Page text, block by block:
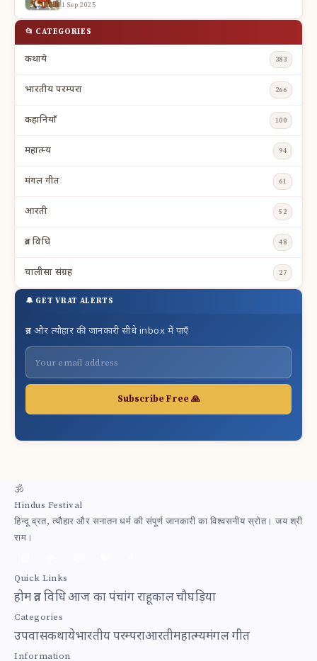
1 Sep 2025
📂 CATEGORIES
कथाये 383
भारतीय परम्परा 266
कहानियाँ 100
महात्म्य 94
मंगल गीत 61
आरती 52
व्रत विधि 48
चालीसा संग्रह 27
🔔 GET VRAT ALERTS
व्रत और त्यौहार की जानकारी सीधे inbox में पाएँ
Subscribe Free 🙏
🕉
Hindus Festival
हिन्दू व्रत, त्यौहार और सनातन धर्म की संपूर्ण जानकारी का विश्वसनीय स्रोत। जय श्री
राम।
Quick Links
होमव्रत विधिआज का पंचांगराहूकालचौघड़िया
Categories
उपवासकथायेभारतीय परम्पराआरतीमहात्म्यमंगल गीत
Information